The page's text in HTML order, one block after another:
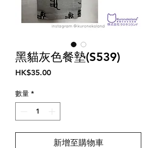
黑貓灰色餐墊(S539)
HK$35.00價
數量 *
新增至購物車